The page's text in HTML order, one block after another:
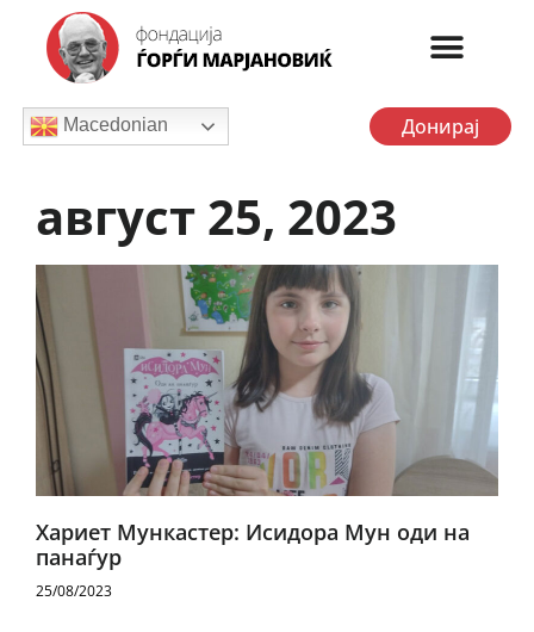
Macedonian Донирај
август 25, 2023
Хариет Мункастер: Исидора Мун оди на
панаѓур
25/08/2023